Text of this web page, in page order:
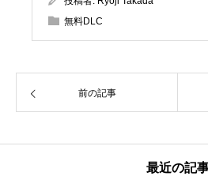
無料DLC
前の記事
最近の記